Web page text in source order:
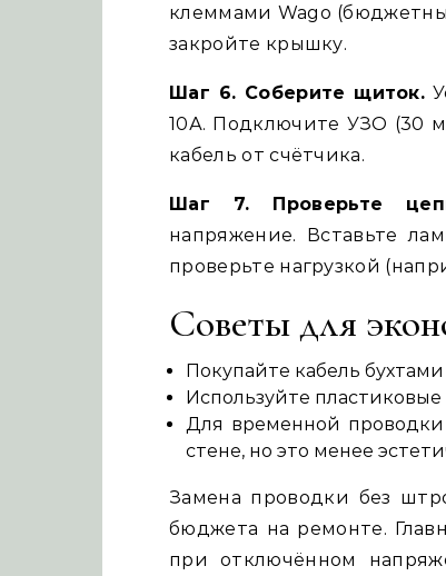
клеммами Wago
закройте крышку.
Шаг 6. Соберите щиток.
10А. Подключите УЗО (30
кабель от счётчика.
Шаг 7. Проверьте
напряжение. Вставьте
проверьте нагрузкой
Советы для
Покупайте кабель
Используйте
Для временной
стене, но это менее
Замена проводки без
бюджета на ремонте.
при отключённом